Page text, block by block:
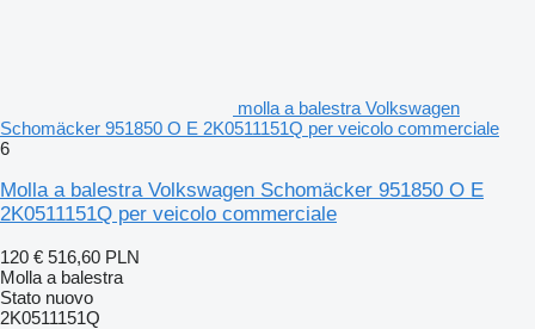
molla a balestra Volkswagen
Schomäcker 951850 O E 2K0511151Q per veicolo commerciale
6
Molla a balestra Volkswagen Schomäcker 951850 O E
2K0511151Q per veicolo commerciale
120 € 516,60 PLN
Molla a balestra
Stato nuovo
2K0511151Q